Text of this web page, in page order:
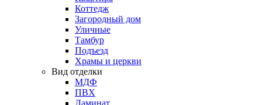
Коттедж
Загородный дом
Уличные
Тамбур
Подъезд
Храмы и церкви
Вид отделки
МДФ
ПВХ